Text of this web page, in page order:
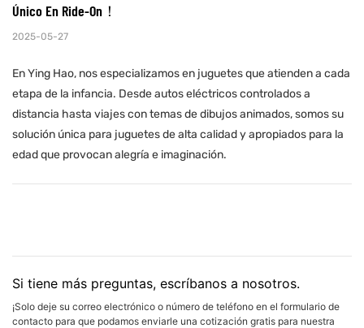
Único En Ride-On！
2025-05-27
En Ying Hao, nos especializamos en juguetes que atienden a cada
etapa de la infancia. Desde autos eléctricos controlados a
distancia hasta viajes con temas de dibujos animados, somos su
solución única para juguetes de alta calidad y apropiados para la
edad que provocan alegría e imaginación.
Si tiene más preguntas, escríbanos a nosotros.
¡Solo deje su correo electrónico o número de teléfono en el formulario de
contacto para que podamos enviarle una cotización gratis para nuestra